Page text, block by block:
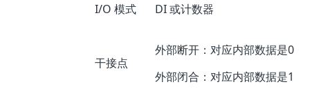
I/O 模式
DI 或计数器
干接点
外部断开：对应内部数据是0
外部闭合：对应内部数据是1